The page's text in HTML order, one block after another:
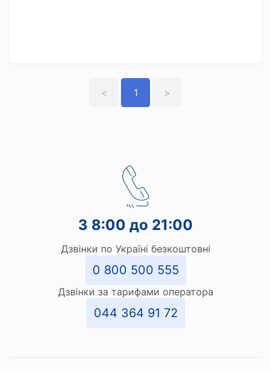
< 1 >
З 8:00 до 21:00
Дзвінки по Україні безкоштовні
0 800 500 555
Дзвінки за тарифами оператора
044 364 91 72